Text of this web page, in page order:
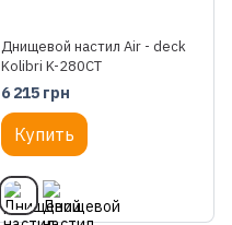
Днищевой настил Air - deck
Kolibri K-280СТ
6 215 грн
Купить